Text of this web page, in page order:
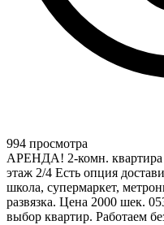
994 просмотра
АРЕНДА! 2-комн.
этаж 2/4 Есть опция
школа, супермаркет,
развязка. Цена 2000 шек.
выбор квартир. Работаем